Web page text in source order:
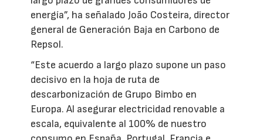
energía”, ha señalado João Costeira, director
general de Generación Baja en Carbono de
Repsol.
“Este acuerdo a largo plazo supone un paso
decisivo en la hoja de ruta de
descarbonización de Grupo Bimbo en
Europa. Al asegurar electricidad renovable a
escala, equivalente al 100% de nuestro